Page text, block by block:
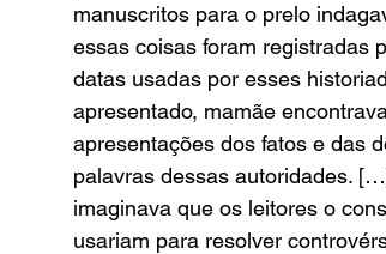
manuscritos para o prelo
essas coisas foram registradas
datas usadas por esses
apresentado, mamãe
apresentações dos fatos e das
palavras dessas autoridades.
imaginava que os leitores o
usariam para resolver